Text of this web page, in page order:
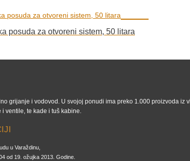
posuda za otvoreni sistem, 50 litara
grijanje i vodovod. U svojoj ponudi ima preko 1.000 proizvoda
ventile, te kade i tuš kabine.
u Varaždinu,
od 19. ožujka 2013. Godine.